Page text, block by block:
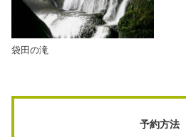
袋田の滝
予約方法